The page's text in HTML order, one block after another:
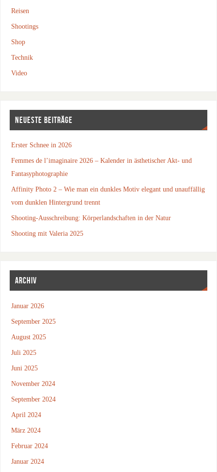
Reisen
Shootings
Shop
Technik
Video
NEUESTE BEITRÄGE
Erster Schnee in 2026
Femmes de l’imaginaire 2026 – Kalender in ästhetischer Akt- und
Fantasyphotographie
Affinity Photo 2 – Wie man ein dunkles Motiv elegant und unauffällig
vom dunklen Hintergrund trennt
Shooting-Ausschreibung: Körperlandschaften in der Natur
Shooting mit Valeria 2025
ARCHIV
Januar 2026
September 2025
August 2025
Juli 2025
Juni 2025
November 2024
September 2024
April 2024
März 2024
Februar 2024
Januar 2024